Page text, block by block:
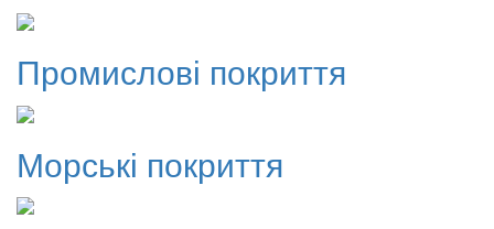
Промислові покриття
Морські покриття